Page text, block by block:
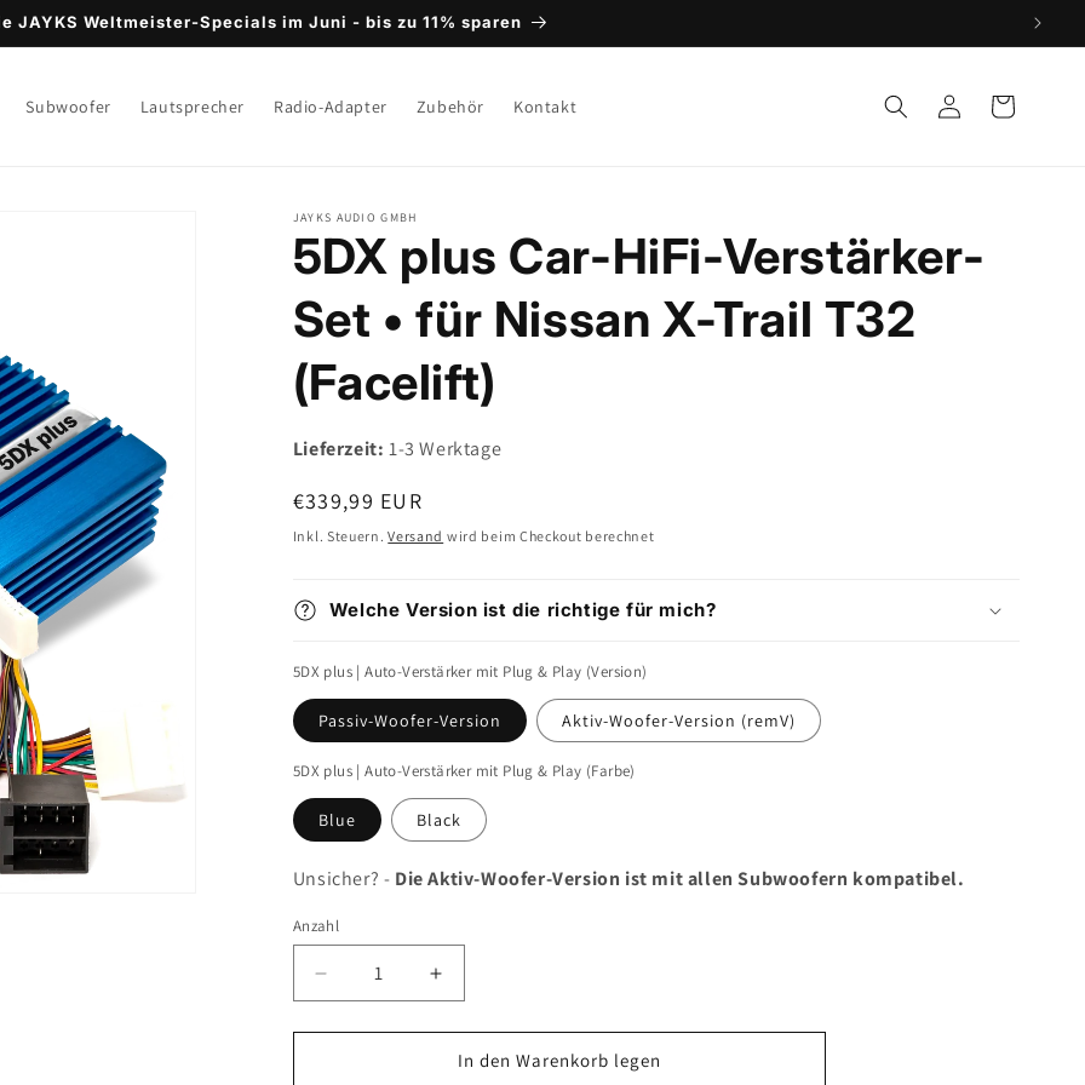
JAYKS Weltmeister-Specials im Juni - bis zu 11% sparen
Subwoofer Lautsprecher Radio-Adapter Zubehör Kontakt EinloggenWarenkorb
JAYKS AUDIO GMBH
5DX plus Car-HiFi-Verstärker-
Set • für Nissan X-Trail T32
(Facelift)
Lieferzeit: 1-3 Werktage
Normaler
Preis
€339,99 EUR
Inkl. Steuern.Versand wird beim Checkout berechnet
Welche Version ist die richtige für mich?
5DX plus | Auto-Verstärker mit Plug & Play (Version)
Passiv-Woofer-Version Aktiv-Woofer-Version (remV)
5DX plus | Auto-Verstärker mit Plug & Play (Farbe)
Blue Black
Unsicher? - Die Aktiv-Woofer-Version ist mit allen Subwoofern kompatibel.
Anzahl
Verringere
die
Menge
Erhöhe
die
Menge
fürIn den Warenkorb legen